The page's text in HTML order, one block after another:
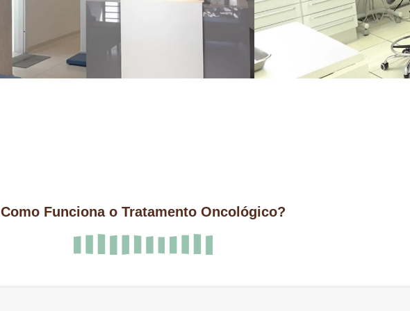
Como Funciona o Tratamento Oncológico?